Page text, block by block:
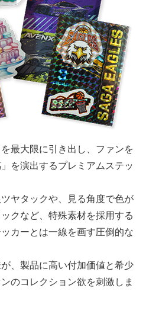
最大限に引き出し、ファンを
を演出するプレミアムステッ
ヤタックや、見る角度で色が
クなど、特殊素材を採用する
カーとは一線を画す圧倒的な
、製品に高い付加価値と希少
のコレクション欲を刺激しま